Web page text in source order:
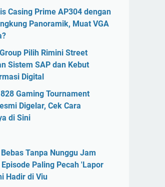
Casing Prime AP304 dengan
Panoramik, Muat VGA
Pilih Rimini Street
Sistem SAP dan Kebut
Digital
Gaming Tournament
Digelar, Cek Cara
di Sini
Tanpa Nunggu Jam
Paling Pecah 'Lapor
Hadir di Viu